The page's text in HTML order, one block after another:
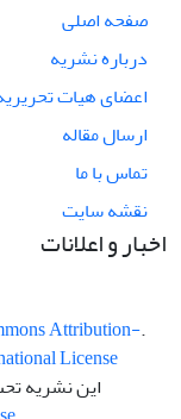
صفحه اصلی
درباره نشریه
اعضای هیات
ارسال مقاله
تماس با ما
نقشه سایت
اخبار و اعلانات
.This work is licensed under a
Attribution-
License
این نشریه